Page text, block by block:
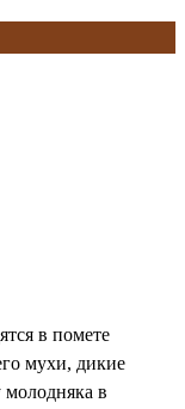
в помете
мухи, дикие
в